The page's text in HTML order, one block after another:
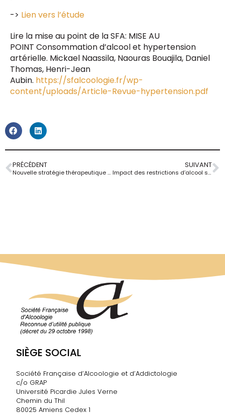
-> Lien vers l’étude
Lire la mise au point de la SFA: MISE AU
POINT Consommation d’alcool et hypertension
artérielle. Mickael Naassila, Naouras Bouajila, Daniel
Thomas, Henri-Jean
Aubin. https://sfalcoologie.fr/wp-
content/uploads/Article-Revue-hypertension.pdf
PRÉCÉDENT
Nouvelle stratégie thérapeutique dans l’alcoolodépendance: la combinaison varénicline et bupropion confirme son intérêt, des modèles animaux à l’essai clinique…
SUIVANT
Impact des restrictions d’alcool sur les féminicides en Afrique du Sud pendant la pandémie de COVID-19
SIÈGE SOCIAL
Société Française d’Alcoologie et d’Addictologie
c/o GRAP
Université Picardie Jules Verne
Chemin du Thil
80025 Amiens Cedex 1